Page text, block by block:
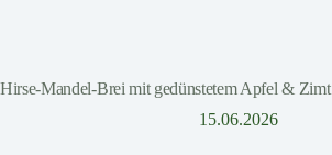
Hirse-Mandel-Brei mit gedünstetem Apfel & Zimt
15.06.2026